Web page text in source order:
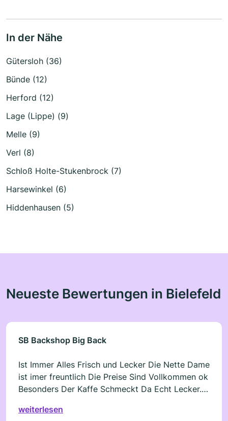
In der Nähe
Gütersloh (36)
Bünde (12)
Herford (12)
Lage (Lippe) (9)
Melle (9)
Verl (8)
Schloß Holte-Stukenbrock (7)
Harsewinkel (6)
Hiddenhausen (5)
Neueste Bewertungen in Bielefeld
SB Backshop Big Back
Ist Immer Alles Frisch und Lecker Die Nette Dame
ist imer freuntlich Die Preise Sind Vollkommen ok
Besonders Der Kaffe Schmeckt Da Echt Lecker.
weiterlesen